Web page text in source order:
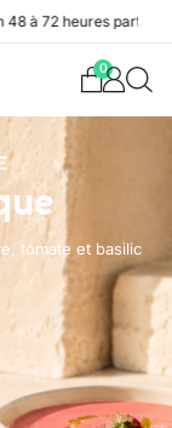
heures partout en
0
tomate et basilic